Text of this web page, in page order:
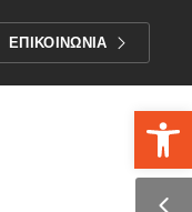
ΕΠΙΚΟΙΝΩΝΙΑ